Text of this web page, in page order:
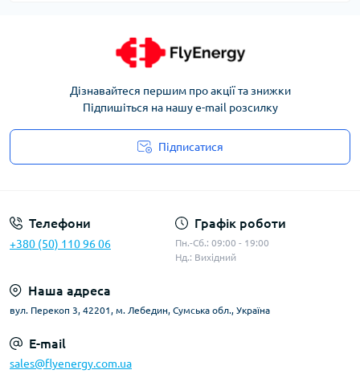
Дізнавайтеся першим про акції та знижки
Підпишіться на нашу e-mail розсилку
Підписатися
Телефони
+380 (50) 110 96 06
Графік роботи
Пн.-Сб.: 09:00 - 19:00
Нд.: Вихідний
Наша адреса
вул. Перекоп 3, 42201, м. Лебедин, Сумська обл., Україна
E-mail
sales@flyenergy.com.ua